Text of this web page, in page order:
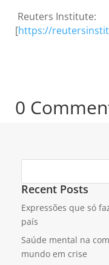
Reuters Institute:
[https://
0
Recent Posts
Expressões que só
país
Saúde mental na
mundo em crise